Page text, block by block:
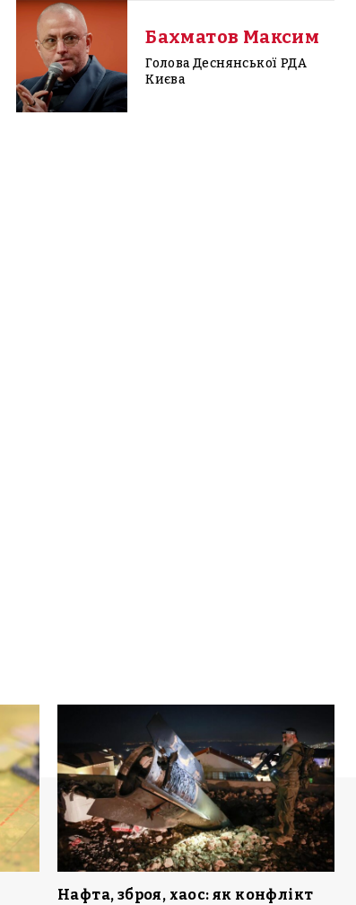
Бахматов Максим
Голова Деснянської РДА
Києва
Нафта, зброя, хаос: як конфлікт